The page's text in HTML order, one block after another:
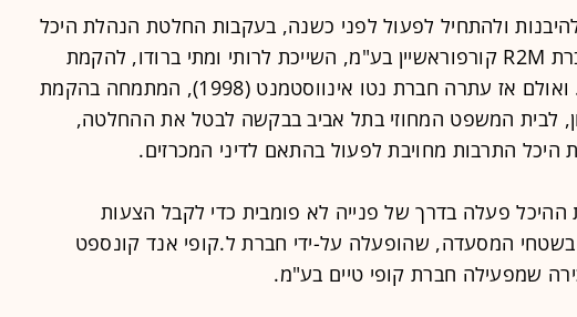
ולהתחיל לפעול לפני כשנה, בעקבות החלטת הנהלת היכל
התרבות לבחור בחברת R2M קורפוראשיין בע"מ, השייכת לרותי ומתי ברודו, להקמת
המתחם ולהפעלתו. ואולם אז עתרה חברת נטו אינווסטמנט (1998), המתמחה בהקמת
לבית המשפט המחוזי בתל אביב בבקשה לבטל את ההחלטה,
התרבות מחויבת לפעול בהתאם לדיני המכרזים.
פעלה בדרך של פנייה לא פומבית כדי לקבל הצעות
המסעדה, שהופעלה על-ידי חברת ל.קופי אנד קונספט
שמפעילה חברת קופי טיים בע"מ.